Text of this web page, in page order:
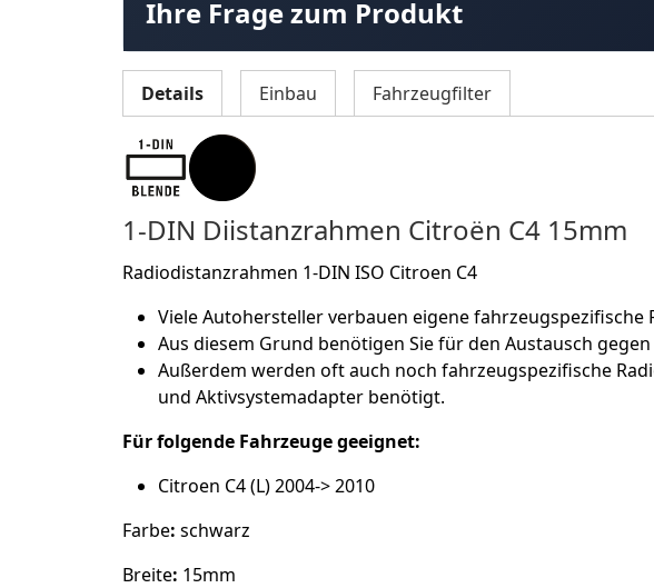
Ihre Frage zum Produkt
Details Einbau Fahrzeugfilter
1-DIN Diistanzrahmen Citroën C4 15mm
Radiodistanzrahmen 1-DIN ISO Citroen C4
Viele Autohersteller verbauen eigene
Aus diesem Grund benötigen Sie für den Austausch
Außerdem werden oft auch noch fahrzeugspezifische
und Aktivsystemadapter benötigt.
Für folgende Fahrzeuge geeignet:
Citroen C4 (L) 2004-> 2010
Farbe: schwarz
Breite: 15mm